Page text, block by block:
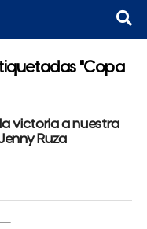
"Copa
victoria a nuestra
Ruza